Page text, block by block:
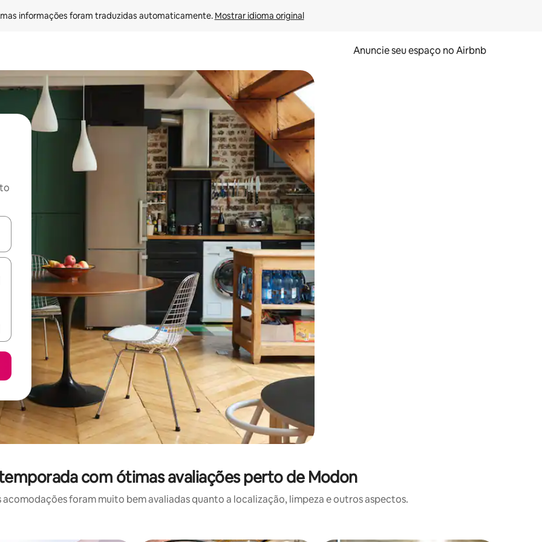
informações foram traduzidas automaticamente. Mostrar idioma original
Anuncie seu espaço no Airbnb
os usando as seta para cima e para baixo do teclado ou tocando e deslizando o dedo na tela.
com ótimas avaliações perto de Modon
acomodações foram muito bem avaliadas quanto a localização, limpeza e outros aspectos.